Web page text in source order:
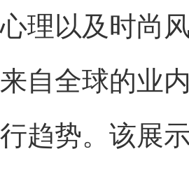
心理以及时尚
来自全球的业
行趋势。该展